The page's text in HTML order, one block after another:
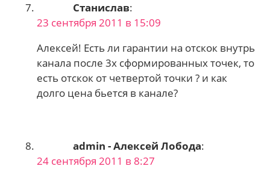
Станислав:
23 сентября 2011 в 15:09
Алексей! Есть ли гарантии на отскок внутрь
канала после 3х сформированных точек, то
есть отскок от четвертой точки ? и как
долго цена бьется в канале?
admin - Алексей Лобода:
24 сентября 2011 в 8:27